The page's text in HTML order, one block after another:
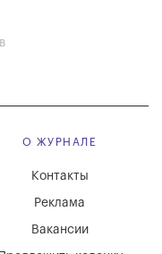
О ЖУРНАЛЕ
Вакансии
Реклама
Контакты